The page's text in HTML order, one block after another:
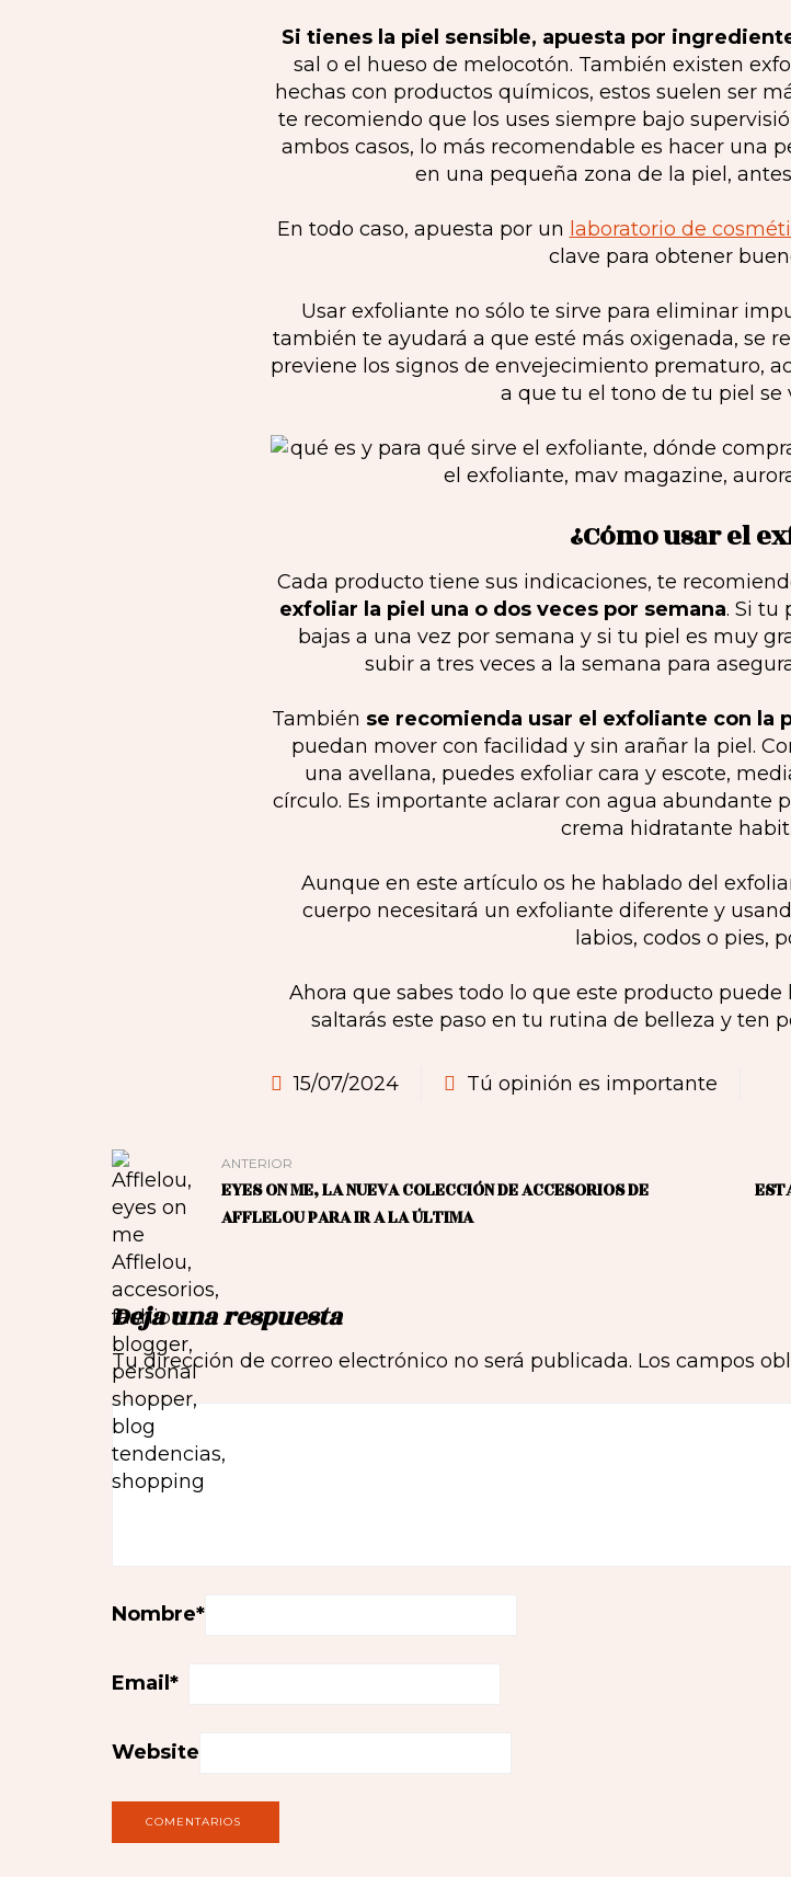
Si tienes la piel sensible, apuesta por
sal o el hueso de melocotón. También existen
hechas con productos químicos, estos suelen ser
te recomiendo que los uses siempre bajo
ambos casos, lo más recomendable es hacer una
en una pequeña zona de la piel,
En todo caso, apuesta por un laboratorio de
clave para obtener
Usar exfoliante no sólo te sirve para eliminar
también te ayudará a que esté más oxigenada, se
previene los signos de envejecimiento prematuro,
a que tu el tono de tu piel se
¿Cómo usar el
Cada producto tiene sus indicaciones, te
exfoliar la piel una o dos veces por semana. Si tu
bajas a una vez por semana y si tu piel es muy
subir a tres veces a la semana para
También se recomienda usar el exfoliante con la
puedan mover con facilidad y sin arañar la piel.
una avellana, puedes exfoliar cara y escote,
círculo. Es importante aclarar con agua abundante
crema hidratante
Aunque en este artículo os he hablado del
cuerpo necesitará un exfoliante diferente y
labios, codos o pies,
Ahora que sabes todo lo que este producto
saltarás este paso en tu rutina de belleza y ten
15/07/2024 Tú opinión es importante
ANTERIOR
EYES ON ME, LA NUEVA COLECCIÓN DE ACCESORIOS DE
AFFLELOU PARA IR A LA ÚLTIMA
Deja una respuesta
Tu dirección de correo electrónico no será publicada. Los campos
Nombre*
Email *
Website